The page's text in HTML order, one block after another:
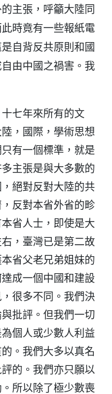
主張，呼籲大陸同
時竟有一些報紙電
自背反共原則和國
由中國之禍害。我
七年來所有的文
，國際，學術思想
有一個標準，就是
主張是與大多數的
絕對反對大陸的共
反對本省外省的畛
省人士，即使是大
，臺灣已是第二故
省父老兄弟姐妹的
成一個中國和建設
很多不同。我們決
批評。但我們一切
個人或少數人利益
。我們大多以真名
的。我們亦只願以
所以除了極少數喪